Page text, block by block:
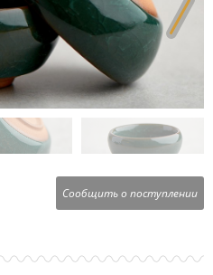
Сообщить о поступлении